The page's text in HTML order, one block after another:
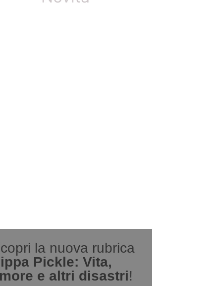
la nuova rubrica
Pickle: Vita,
e altri disastri!